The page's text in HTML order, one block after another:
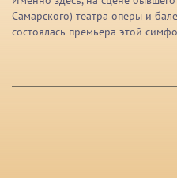
Самарского) театра оперы и
состоялась премьера этой